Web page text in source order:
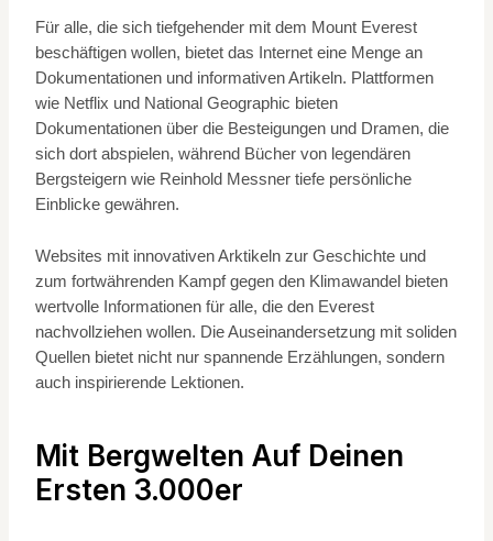
Für alle, die sich tiefgehender mit dem Mount Everest
beschäftigen wollen, bietet das Internet eine Menge an
Dokumentationen und informativen Artikeln. Plattformen
wie Netflix und National Geographic bieten
Dokumentationen über die Besteigungen und Dramen, die
sich dort abspielen, während Bücher von legendären
Bergsteigern wie Reinhold Messner tiefe persönliche
Einblicke gewähren.
Websites mit innovativen Arktikeln zur Geschichte und
zum fortwährenden Kampf gegen den Klimawandel bieten
wertvolle Informationen für alle, die den Everest
nachvollziehen wollen. Die Auseinandersetzung mit soliden
Quellen bietet nicht nur spannende Erzählungen, sondern
auch inspirierende Lektionen.
Mit Bergwelten Auf Deinen
Ersten 3.000er